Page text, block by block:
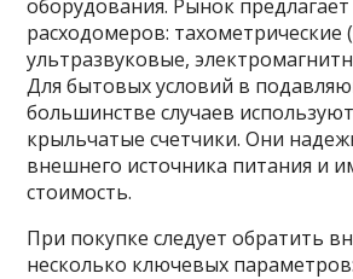
оборудования. Рынок
расходомеров: тахометрические
ультразвуковые,
Для бытовых условий в
большинстве случаев
крыльчатые счетчики. Они
внешнего источника питания и
стоимость.
При покупке следует обратить
несколько ключевых параметров: